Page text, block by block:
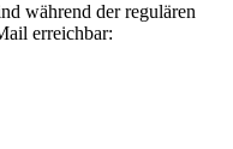
während der regulären
erreichbar: